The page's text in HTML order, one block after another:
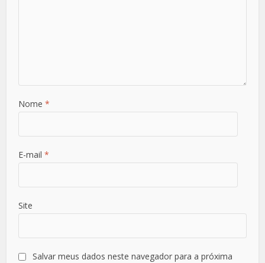
Nome*
E-mail*
Site
Salvar meus dados neste navegador para a próxima